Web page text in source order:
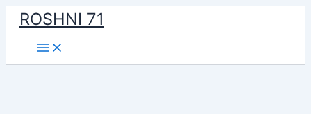
Skip
content
ROSHNI 71